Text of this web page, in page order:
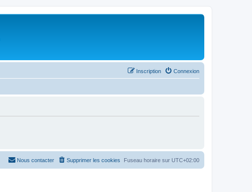
Connexion
Inscription
Fuseau horaire sur UTC+02:00
Supprimer les cookies
Nous contacter